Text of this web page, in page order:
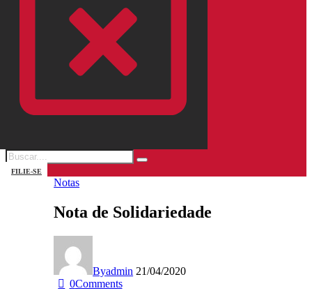
FILIE-SE
Notas
Nota de Solidariedade
Byadmin 21/04/2020
0Comments